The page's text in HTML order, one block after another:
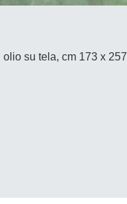
su tela, cm 173 x 257